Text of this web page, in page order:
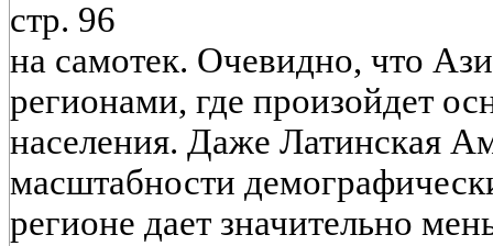
стр. 96
на самотек. Очевидно, что
регионами, где произойдет
населения. Даже Латинская
масштабности
регионе дает значительно